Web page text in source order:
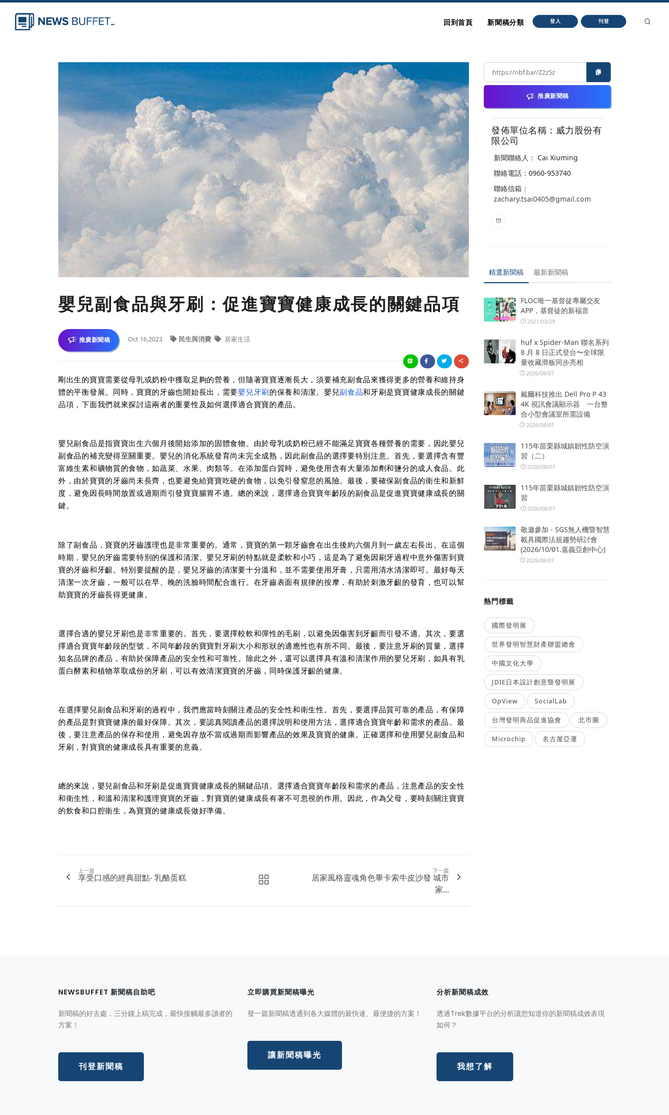
回到首頁 新聞稿分類 登入 刊登
嬰兒副食品與牙刷：促進寶寶健康成長的關鍵品項
推廣新聞稿 Oct 16,2023 民生與消費 居家生活
剛出生的寶寶需要從母乳或奶粉中獲取足夠的營養，但隨著寶寶逐漸長大，須要補充副食品來獲得更多的營養和維持身
體的平衡發展。同時，寶寶的牙齒也開始長出，需要嬰兒牙刷的保養和清潔。嬰兒副食品和牙刷是寶寶健康成長的關鍵
品項，下面我們就來探討這兩者的重要性及如何選擇適合寶寶的產品。
嬰兒副食品是指寶寶出生六個月後開始添加的固體食物。由於母乳或奶粉已經不能滿足寶寶各種營養的需要，因此嬰兒
副食品的補充變得至關重要。嬰兒的消化系統發育尚未完全成熟，因此副食品的選擇要特別注意。首先，要選擇含有豐
富維生素和礦物質的食物，如蔬菜、水果、肉類等。在添加蛋白質時，避免使用含有大量添加劑和鹽分的成人食品。此
外，由於寶寶的牙齒尚未長齊，也要避免給寶寶吃硬的食物，以免引發窒息的風險。最後，要確保副食品的衛生和新鮮
度，避免因長時間放置或過期而引發寶寶腸胃不適。總的來說，選擇適合寶寶年齡段的副食品是促進寶寶健康成長的關
鍵。
除了副食品，寶寶的牙齒護理也是非常重要的。通常，寶寶的第一顆牙齒會在出生後約六個月到一歲左右長出。在這個
時期，嬰兒的牙齒需要特別的保護和清潔。嬰兒牙刷的特點就是柔軟和小巧，這是為了避免因刷牙過程中意外傷害到寶
寶的牙齒和牙齦。特別要提醒的是，嬰兒牙齒的清潔要十分溫和，並不需要使用牙膏，只需用清水清潔即可。最好每天
清潔一次牙齒，一般可以在早、晚的洗臉時間配合進行。在牙齒表面有規律的按摩，有助於刺激牙齦的發育，也可以幫
助寶寶的牙齒長得更健康。
選擇合適的嬰兒牙刷也是非常重要的。首先，要選擇較軟和彈性的毛刷，以避免因傷害到牙齦而引發不適。其次，要選
擇適合寶寶年齡段的型號，不同年齡段的寶寶對牙刷大小和形狀的適應性也有所不同。最後，要注意牙刷的質量，選擇
知名品牌的產品，有助於保障產品的安全性和可靠性。除此之外，還可以選擇具有溫和清潔作用的嬰兒牙刷，如具有乳
蛋白酵素和植物萃取成份的牙刷，可以有效清潔寶寶的牙齒，同時保護牙齦的健康。
在選擇嬰兒副食品和牙刷的過程中，我們應當時刻關注產品的安全性和衛生性。首先，要選擇品質可靠的產品，有保障
的產品是對寶寶健康的最好保障。其次，要認真閱讀產品的選擇說明和使用方法，選擇適合寶寶年齡和需求的產品。最
後，要注意產品的保存和使用，避免因存放不當或過期而影響產品的效果及寶寶的健康。正確選擇和使用嬰兒副食品和
牙刷，對寶寶的健康成長具有重要的意義。
總的來說，嬰兒副食品和牙刷是促進寶寶健康成長的關鍵品項。選擇適合寶寶年齡段和需求的產品，注意產品的安全性
和衛生性，和溫和清潔和護理寶寶的牙齒，對寶寶的健康成長有著不可忽視的作用。因此，作為父母，要時刻關注寶寶
的飲食和口腔衛生，為寶寶的健康成長做好準備。
上一篇
享受口感的經典甜點- 乳酪蛋糕
下一篇
居家風格靈魂角色畢卡索牛皮沙發 城市
家...
推廣新聞稿
發佈單位名稱：威力股份有
限公司
新聞聯絡人： Cai Xiuming
聯絡電話：0960-953740
聯絡信箱：
zachary.tsai0405@gmail.com
精選新聞稿 最新新聞稿
FLOC唯一基督徒專屬交友
APP，基督徒的新福音
2021/03/29
huf x Spider-Man 聯名系列
8 月 8 日正式登台〜全球限
量收藏滑板同步亮相
2026/08/07
戴爾科技推出 Dell Pro P 43
4K 視訊會議顯示器 一台整
合小型會議室所需設備
2026/08/07
115年苗栗縣城鎮韌性防空演
習（二）
2026/08/07
115年苗栗縣城鎮韌性防空演
習
2026/08/07
敬邀參加 - SGS無人機暨智慧
載具國際法規趨勢研討會
(2026/10/01.嘉義亞創中心)
2026/08/07
熱門標籤
國際發明展
世界發明智慧財產聯盟總會
中國文化大學
JDIE日本設計創意暨發明展
OpView SocialLab
台灣發明商品促進協會 北市圖
Microchip 名古屋亞運
NEWSBUFFET 新聞稿自助吧
新聞稿的好去處，三分鐘上稿完成，最快接觸最多讀者的
方案！
刊登新聞稿
立即購買新聞稿曝光
發一篇新聞稿透通到各大媒體的最快速、最便捷的方案！
讓新聞稿曝光
分析新聞稿成效
透過Trek數據平台的分析讓您知道你的新聞稿成效表現
如何？
我想了解